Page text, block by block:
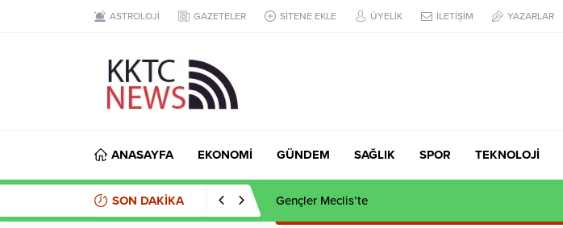
ASTROLOJİ GAZETELER SİTENE EKLE ÜYELİK İLETİŞİM YAZARLAR
ANASAYFA EKONOMİ GÜNDEM SAĞLIK SPOR TEKNOLOJİ
SON DAKİKA Kaçak et operasyonu